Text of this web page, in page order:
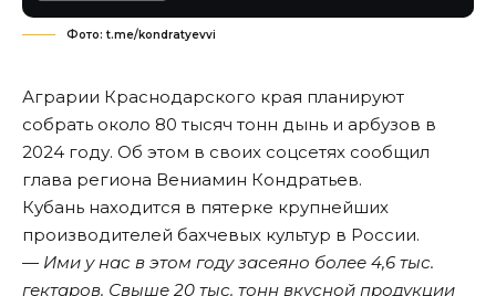
Фото: t.me/kondratyevvi
Аграрии Краснодарского края планируют
собрать около 80 тысяч тонн дынь и арбузов в
2024 году. Об этом в своих соцсетях сообщил
глава региона Вениамин Кондратьев.
Кубань находится в пятерке крупнейших
производителей бахчевых культур в России.
— Ими у нас в этом году засеяно более 4,6 тыс.
гектаров. Свыше 20 тыс. тонн вкусной продукции